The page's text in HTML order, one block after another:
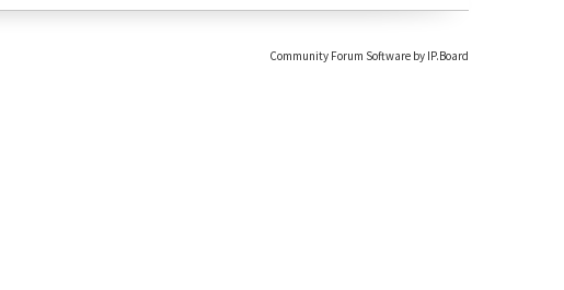
Community Forum Software by IP.Board